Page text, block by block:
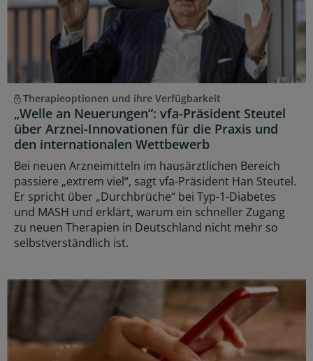
Therapieoptionen und ihre Verfügbarkeit
„Welle an Neuerungen“: vfa-Präsident Steutel
über Arznei-Innovationen für die Praxis und
den internationalen Wettbewerb
Bei neuen Arzneimitteln im hausärztlichen Bereich
passiere „extrem viel“, sagt vfa-Präsident Han Steutel.
Er spricht über „Durchbrüche“ bei Typ-1-Diabetes
und MASH und erklärt, warum ein schneller Zugang
zu neuen Therapien in Deutschland nicht mehr so
selbstverständlich ist.